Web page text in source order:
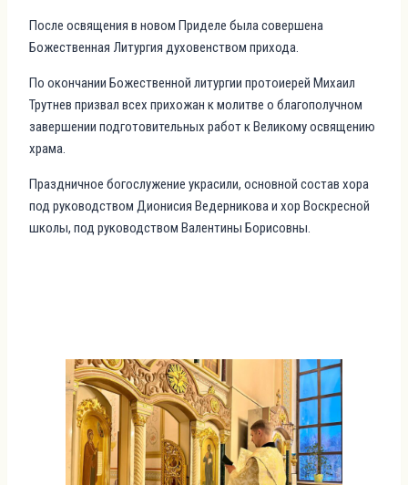
После освящения в новом Приделе была совершена
Божественная Литургия духовенством прихода.
По окончании Божественной литургии протоиерей Михаил
Трутнев призвал всех прихожан к молитве о благополучном
завершении подготовительных работ к Великому освящению
храма.
Праздничное богослужение украсили, основной состав хора
под руководством Дионисия Ведерникова и хор Воскресной
школы, под руководством Валентины Борисовны.